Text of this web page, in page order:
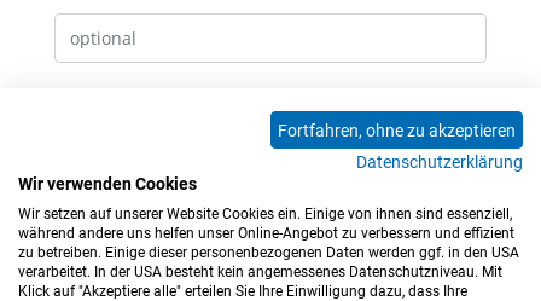
0 Kommentare
Fortfahren, ohne zu akzeptieren
Datenschutzerklärung
Wir verwenden Cookies
Wir setzen auf unserer Website Cookies ein. Einige von ihnen sind essenziell,
während andere uns helfen unser Online-Angebot zu verbessern und effizient
zu betreiben. Einige dieser personenbezogenen Daten werden ggf. in den USA
verarbeitet. In der USA besteht kein angemessenes Datenschutzniveau. Mit
Klick auf "Akzeptiere alle" erteilen Sie Ihre Einwilligung dazu, dass Ihre